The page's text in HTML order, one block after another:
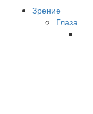
Зрение
Глаза